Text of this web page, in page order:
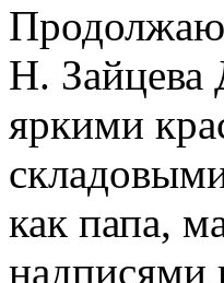
Продолжаю
Н. Зайцева
яркими
как папа,